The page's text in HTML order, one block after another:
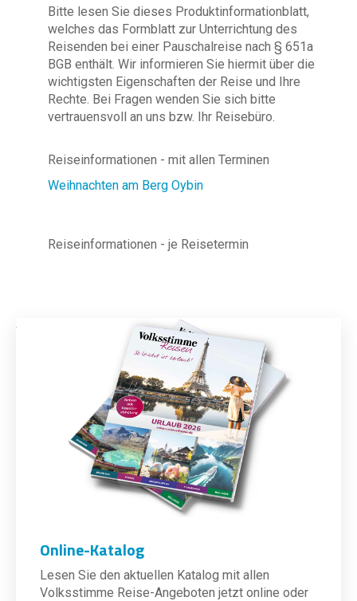
Bitte lesen Sie dieses Produktinformationblatt,
welches das Formblatt zur Unterrichtung des
Reisenden bei einer Pauschalreise nach § 651a
BGB enthält. Wir informieren Sie hiermit über die
wichtigsten Eigenschaften der Reise und Ihre
Rechte. Bei Fragen wenden Sie sich bitte
vertrauensvoll an uns bzw. Ihr Reisebüro.
Reiseinformationen - mit allen Terminen
Weihnachten am Berg Oybin
Reiseinformationen - je Reisetermin
Online-Katalog
Lesen Sie den aktuellen Katalog mit allen
Volksstimme Reise-Angeboten jetzt online oder